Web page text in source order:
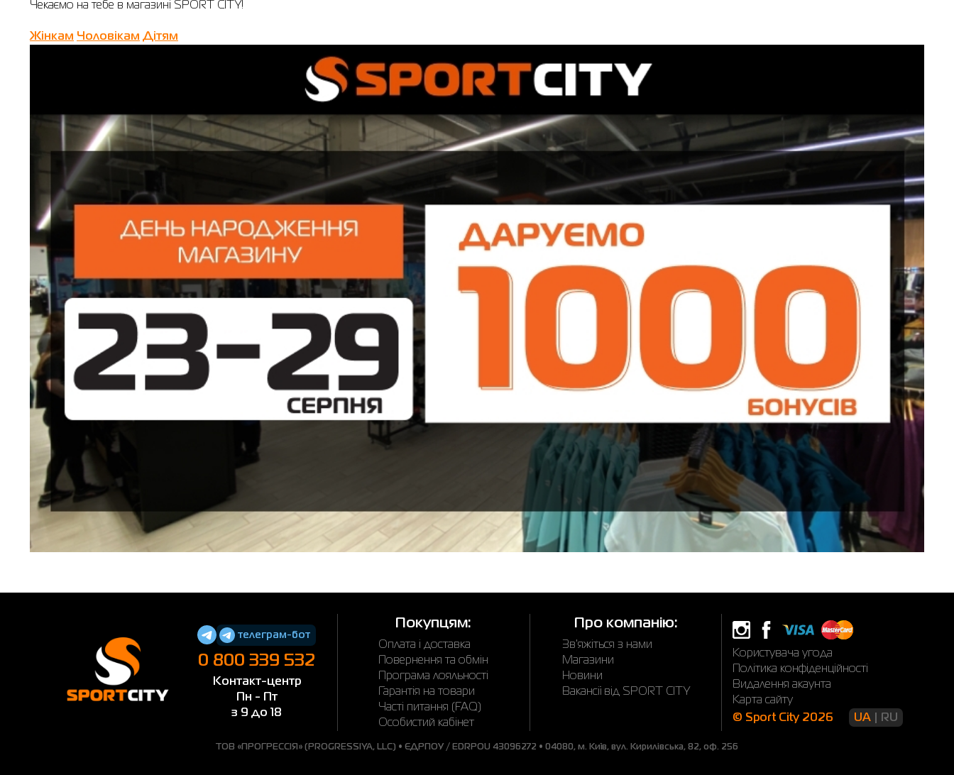
Чекаємо на тебе в магазині SPORT CITY!
Жінкам Чоловікам Дітям
телеграм-бот
0 800 339 532
Контакт-центр
Пн - Пт
з 9 до 18
Покупцям:
Оплата і доставка
Повернення та обмін
Програма лояльності
Гарантія на товари
Часті питання (FAQ)
Особистий кабінет
Про компанію:
Зв'яжіться з нами
Магазини
Новини
Вакансії від SPORT CITY
Користувача угода
Політика конфіденційності
Видалення акаунта
Карта сайту
© Sport City 2026
UA RU
ТОВ «ПРОГРЕССІЯ» (PROGRESSIYA, LLC) • ЄДРПОУ / EDRPOU 43096272 • 04080, м. Київ, вул. Кирилівська, 82, оф. 256